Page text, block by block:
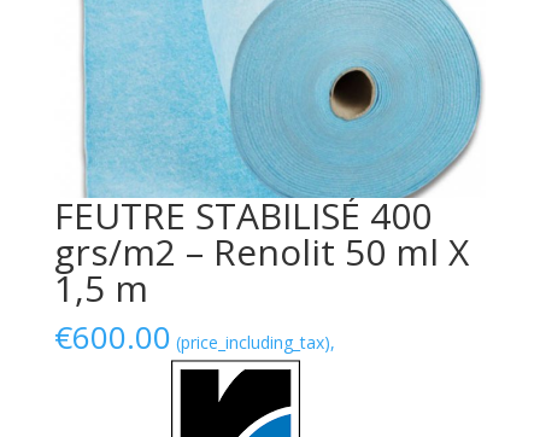
FEUTRE STABILISÉ 400
grs/m2 – Renolit 50 ml X
1,5 m
€600.00 (price_including_tax),